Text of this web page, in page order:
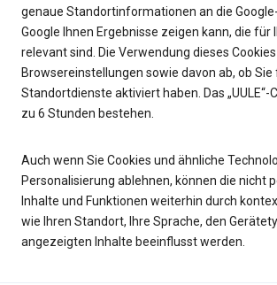
genaue Standortinformationen an die
Google Ihnen Ergebnisse zeigen kann, die für
relevant sind. Die Verwendung dieses
Browsereinstellungen sowie davon ab, ob
Standortdienste aktiviert haben. Das „UULE“-
zu 6 Stunden bestehen.
Auch wenn Sie Cookies und ähnliche
Personalisierung ablehnen, können die nicht
Inhalte und Funktionen weiterhin durch
wie Ihren Standort, Ihre Sprache, den
angezeigten Inhalte beeinflusst werden.